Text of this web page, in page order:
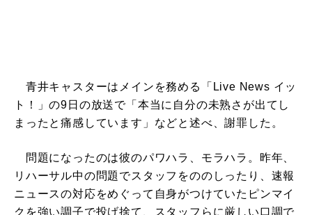
青井キャスターはメインを務める「Live News イッ
ト！」の9日の放送で「本当に自分の未熟さが出てし
まったと痛感しています」などと述べ、謝罪した。
問題になったのは彼のパワハラ、モラハラ。昨年、
リハーサル中の問題でスタッフをののしったり、速報
ニュースの対応をめぐって自身がつけていたピンマイ
クを強い調子で投げ捨て、スタッフらに厳しい口調で